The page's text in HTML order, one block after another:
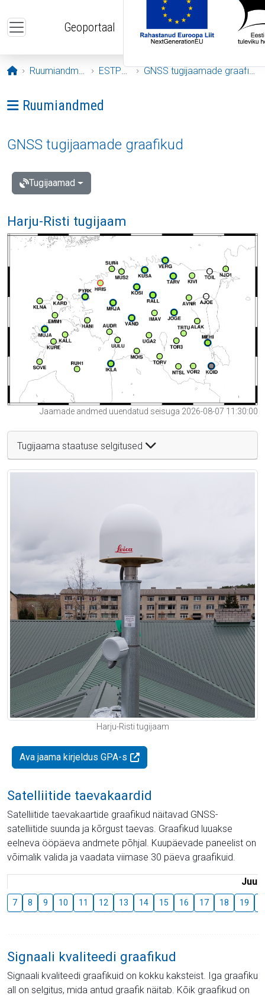
Geoportaal
Avaleht
Ruumiandmed ESTPOS GNSS tugijaamade graafikud
Ava menüü: Ruumiandmed
Ruumiandmed
GNSS tugijaamade graafikud
Tugijaamad
Harju-Risti tugijaam
Jaamade andmed uuendatud seisuga 2026-08-07 11:30:00
Tugijaama staatuse selgitused
Harju-Risti tugijaam
Ava jaama kirjeldus GPA-s
Satelliitide taevakaardid
Satelliitide taevakaartide graafikud näitavad GNSS-
satelliitide suunda ja kõrgust taevas. Graafikud luuakse
eelneva ööpäeva andmete põhjal. Kuupäevade paneelist on
võimalik valida ja vaadata viimase 30 päeva graafikuid.
Juuli
7 8 9 10 11 12 13 14 15 16 17 18 19
Signaali kvaliteedi graafikud
Signaali kvaliteedi graafikuid on kokku kaksteist. Iga graafiku
all on selgitus, mida antud graafik näitab. Kõik graafikud on